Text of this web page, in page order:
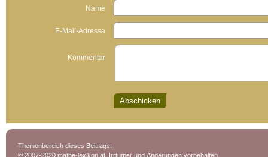
Name
E-Mail-Adresse
Kommentar
Themenbereich dieses Beitrags:
© 2007-2020 mathe-lexikon.at. Irrtümer und Änderungen vorbehalten.